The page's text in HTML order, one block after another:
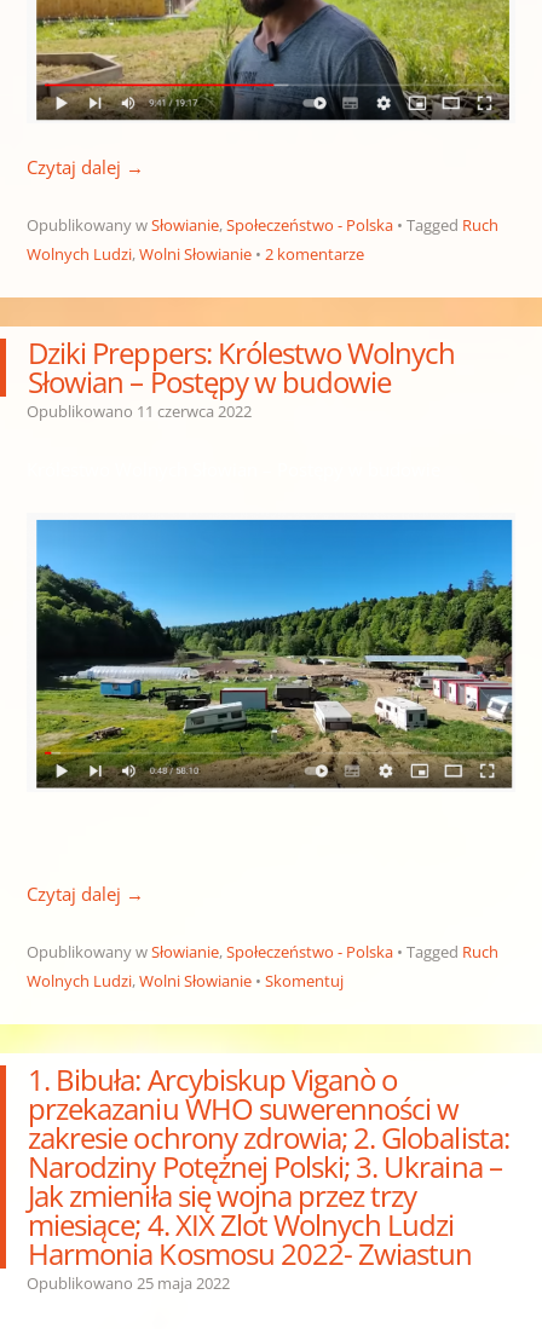
Czytaj dalej →
Opublikowany wSłowianie,Społeczeństwo - Polska Tagged Ruch
Wolnych Ludzi,Wolni Słowianie 2 komentarze
Dziki Preppers: Królestwo Wolnych
Słowian – Postępy w budowie
Opublikowano 11 czerwca 2022
Czytaj dalej →
Opublikowany wSłowianie,Społeczeństwo - Polska Tagged Ruch
Wolnych Ludzi,Wolni Słowianie Skomentuj
1. Bibuła: Arcybiskup Viganò o
przekazaniu WHO suwerenności w
zakresie ochrony zdrowia; 2. Globalista:
Narodziny Potężnej Polski; 3. Ukraina –
Jak zmieniła się wojna przez trzy
miesiące; 4. XIX Zlot Wolnych Ludzi
Harmonia Kosmosu 2022- Zwiastun
Opublikowano 25 maja 2022